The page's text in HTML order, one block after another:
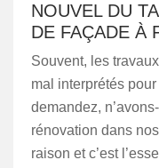
NOUVEL DU
DE FAÇADE À
Souvent, les
mal interprétés
demandez,
rénovation dans
raison et c’est